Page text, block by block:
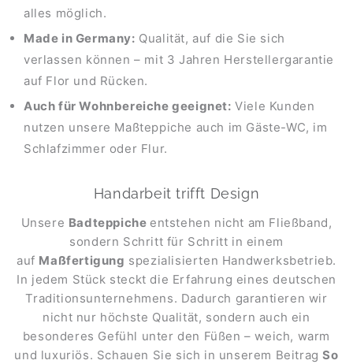
alles möglich.
Made in Germany: Qualität, auf die Sie sich
verlassen können – mit 3 Jahren Herstellergarantie
auf Flor und Rücken.
Auch für Wohnbereiche geeignet: Viele Kunden
nutzen unsere Maßteppiche auch im Gäste-WC, im
Schlafzimmer oder Flur.
Handarbeit trifft Design
Unsere Badteppiche entstehen nicht am Fließband,
sondern Schritt für Schritt in einem
auf Maßfertigung spezialisierten Handwerksbetrieb.
In jedem Stück steckt die Erfahrung eines deutschen
Traditionsunternehmens. Dadurch garantieren wir
nicht nur höchste Qualität, sondern auch ein
besonderes Gefühl unter den Füßen – weich, warm
und luxuriös. Schauen Sie sich in unserem BeitragSo